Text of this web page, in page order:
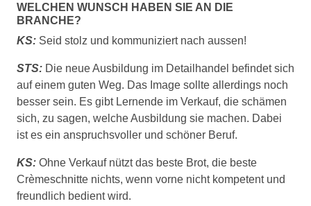
WELCHEN WUNSCH HABEN SIE AN DIE
BRANCHE?
KS: Seid stolz und kommuniziert nach aussen!
STS: Die neue Ausbildung im Detailhandel befindet sich
auf einem guten Weg. Das Image sollte allerdings noch
besser sein. Es gibt Lernende im Verkauf, die schämen
sich, zu sagen, welche Ausbildung sie machen. Dabei
ist es ein anspruchsvoller und schöner Beruf.
KS: Ohne Verkauf nützt das beste Brot, die beste
Crèmeschnitte nichts, wenn vorne nicht kompetent und
freundlich bedient wird.